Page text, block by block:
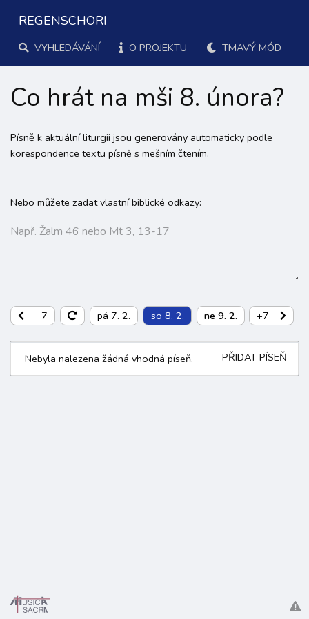
REGENSCHORI
VYHLEDÁVÁNÍ O PROJEKTU TMAVÝ MÓD
Co hrát na mši 8. února?
Písně k aktuální liturgii jsou generovány automaticky podle
korespondence textu písně s mešním čtením.
Nebo můžete zadat vlastní biblické odkazy:
−7 pá 7. 2. so 8. 2. ne 9. 2. po 10. 2.
+7
Nebyla nalezena žádná vhodná píseň. PŘIDAT PÍSEŇ